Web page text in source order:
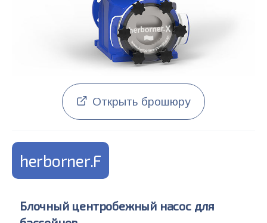
Открыть брошюру
herborner.F
Блочный центробежный насос для